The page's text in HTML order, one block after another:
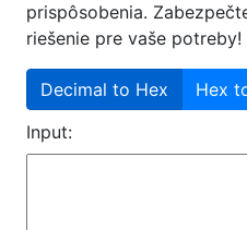
prispôsobenia.
riešenie pre vaše potreby!
Decimal to Hex
Hex
Input: